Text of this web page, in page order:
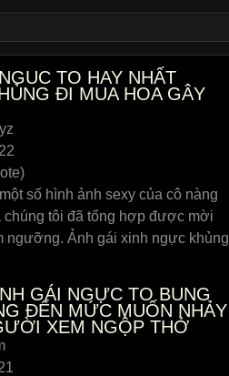
TO HAY NHẤT
ĐI MUA HOA GÂY
số hình ảnh sexy của cô nàng
chúng tôi đã tổng hợp được mời
ngưỡng. Ảnh gái xinh ngực khủng
GÁI NGỰC TO BUNG
ĐẾN MỨC MUỐN NHẢY
XEM NGỘP THỞ